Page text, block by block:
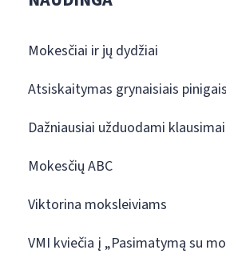
Mokesčiai ir jų dydžiai
Atsiskaitymas grynaisiais pinigais
Dažniausiai užduodami klausimai
Mokesčių ABC
Viktorina moksleiviams
VMI kviečia į „Pasimatymą su